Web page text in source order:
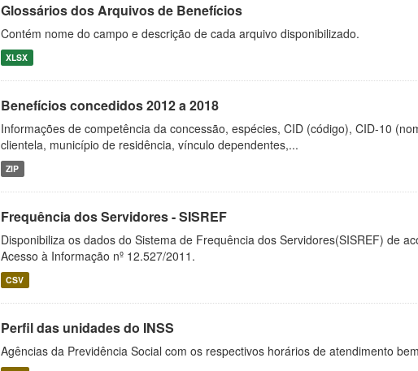
Glossários dos Arquivos de Benefícios
Contém nome do campo e descrição de cada arquivo disponibilizado.
XLSX
Benefícios concedidos 2012 a 2018
Informações de competência da concessão, espécies, CID (código), CID-10
clientela, município de residência, vínculo dependentes,...
ZIP
Frequência dos Servidores - SISREF
Disponibiliza os dados do Sistema de Frequência dos Servidores(SISREF) de
Acesso à Informação nº 12.527/2011.
CSV
Perfil das unidades do INSS
Agências da Previdência Social com os respectivos horários de atendimento